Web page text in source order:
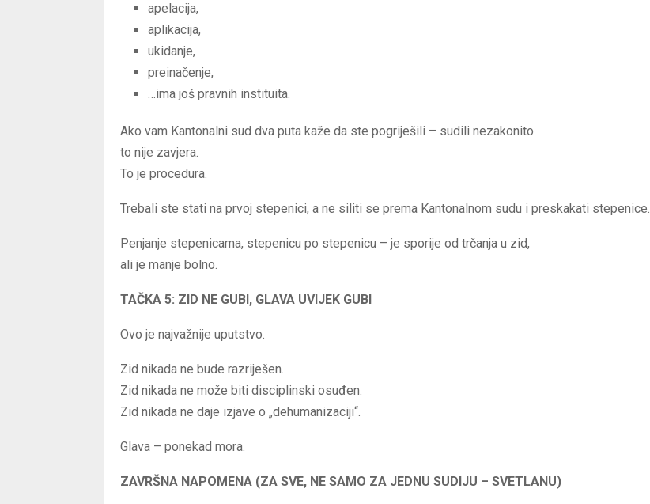
apelacija,
aplikacija,
ukidanje,
preinačenje,
…ima još pravnih instituita.
Ako vam Kantonalni sud dva puta kaže da ste pogriješili – sudili nezakonito
to nije zavjera.
To je procedura.
Trebali ste stati na prvoj stepenici, a ne siliti se prema Kantonalnom sudu i preskakati stepenice.
Penjanje stepenicama, stepenicu po stepenicu – je sporije od trčanja u zid,
ali je manje bolno.
TAČKA 5: ZID NE GUBI, GLAVA UVIJEK GUBI
Ovo je najvažnije uputstvo.
Zid nikada ne bude razriješen.
Zid nikada ne može biti disciplinski osuđen.
Zid nikada ne daje izjave o „dehumanizaciji“.
Glava – ponekad mora.
ZAVRŠNA NAPOMENA (ZA SVE, NE SAMO ZA JEDNU SUDIJU – SVETLANU)